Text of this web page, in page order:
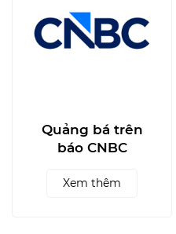
Quảng bá trên
báo CNBC
Xem thêm